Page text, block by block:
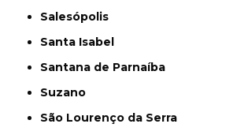
Salesópolis
Santa Isabel
Santana de Parnaíba
Suzano
São Lourenço da Serra